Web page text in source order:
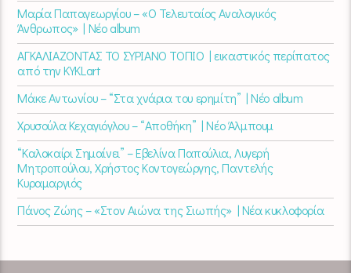
Μαρία Παπαγεωργίου – «Ο Τελευταίος Αναλογικός
Άνθρωπος» | Νέο album
ΑΓΚΑΛΙΑΖΟΝΤΑΣ ΤΟ ΣΥΡΙΑΝΟ ΤΟΠΙΟ | εικαστικός περίπατος
από την KYKLart
Μάκε Αντωνίου – “Στα χνάρια του ερημίτη” | Νέο album
Χρυσούλα Κεχαγιόγλου – “Αποθήκη” | Νέο Άλμπουμ
“Καλοκαίρι Σημαίνει” – Εβελίνα Παπούλια, Λυγερή
Μητροπούλου, Χρήστος Κοντογεώργης, Παντελής
Κυραμαργιός
Πάνος Ζώης – «Στον Αιώνα της Σιωπής» | Νέα κυκλοφορία